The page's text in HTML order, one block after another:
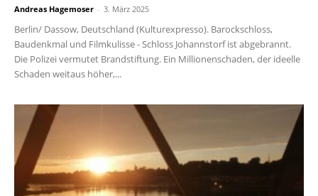
Andreas Hagemoser - 3. März 2025
Berlin/ Dassow, Deutschland (Kulturexpresso). Barockschloss,
Baudenkmal und Filmkulisse - Schloss Johannstorf ist abgebrannt.
Die Polizei vermutet Brandstiftung. Ein Millionenschaden, der ideelle
Schaden weitaus höher,...